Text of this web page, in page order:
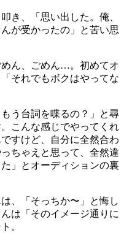
き、「思い出した。俺、
が受かったの」と苦い思
ん、ごめん…。初めてオ
それでもボクはやってな
う台詞を喋るの？」と尋
こんな感じでやってくれ
すけど、自分に全然合わ
ちゃえと思って、全然違
」とオーディションの裏
、「そっちか〜」と悔し
は「そのイメージ通りに
。